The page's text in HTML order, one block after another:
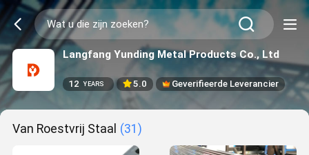
Langfang Yunding Metal Products Co., Ltd
12 YEARS 5.0 Geverifieerde Leverancier
Van Roestvrij Staal (31)